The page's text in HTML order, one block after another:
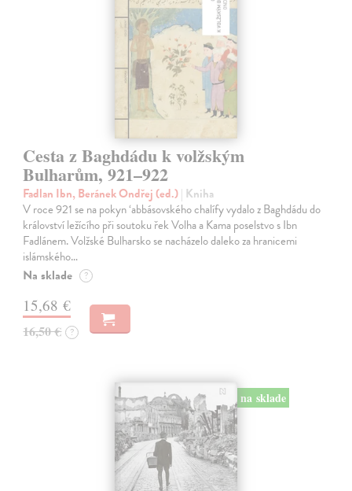
Cesta z Baghdádu k volžským
Bulharům, 921–922
Fadlan Ibn, Beránek Ondřej (ed.)| Kniha
V roce 921 se na pokyn ‘abbásovského chalífy vydalo z Baghdádu do
království ležícího při soutoku řek Volha a Kama poselstvo s Ibn
Fadlánem. Volžské Bulharsko se nacházelo daleko za hranicemi
islámského…
Na sklade ?
15,68 €
16,50 € ?
na sklade